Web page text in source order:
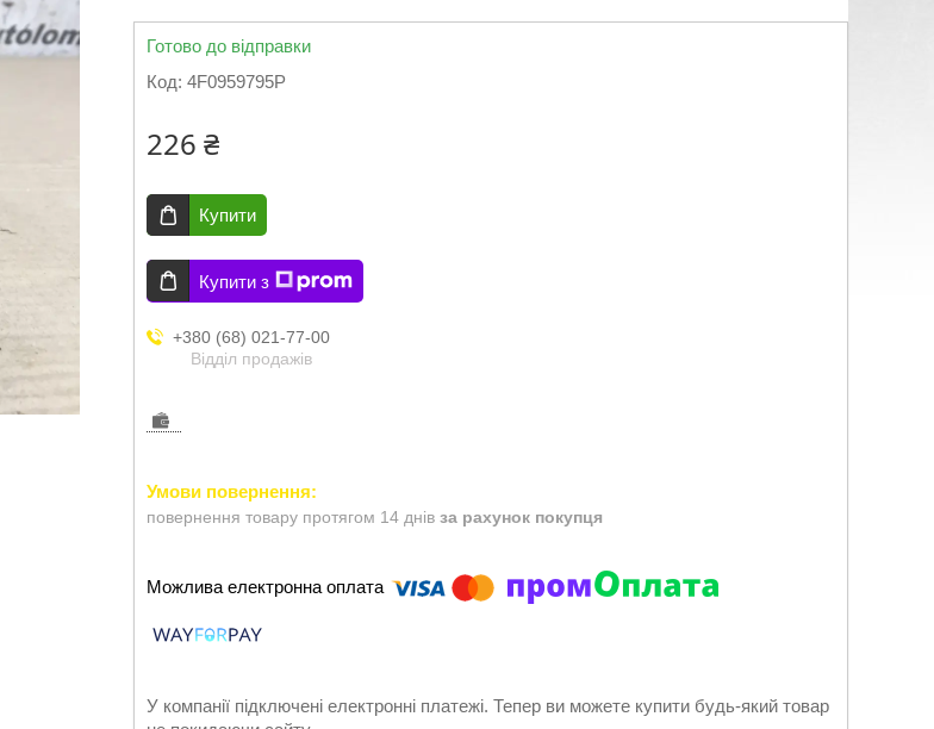
Готово до відправки
Код: 4F0959795P
226 ₴
Купити
Купити з
+380 (68) 021-77-00
Відділ продажів
повернення товару протягом 14 днів за рахунок покупця
У компанії підключені електронні платежі. Тепер ви можете купити будь-який товар